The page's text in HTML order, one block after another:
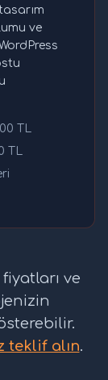
ve
TL
TL
ve
teklif alın.